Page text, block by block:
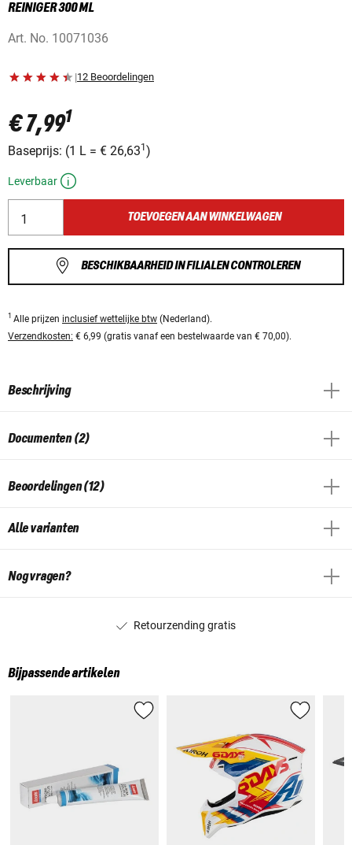
REINIGER 300 ML
Art. No. 10071036
|12 Beoordelingen
€ 7,991
Baseprijs: (1 L = € 26,631 )
Leverbaar
TOEVOEGEN AAN WINKELWAGEN
BESCHIKBAARHEID IN FILIALEN CONTROLEREN
1 Alle prijzen inclusief wettelijke btw (Nederland).
Verzendkosten: € 6,99 (gratis vanaf een bestelwaarde van € 70,00).
Beschrijving
Documenten (2)
Beoordelingen (12)
Alle varianten
Nog vragen?
Retourzending gratis
Bijpassende artikelen